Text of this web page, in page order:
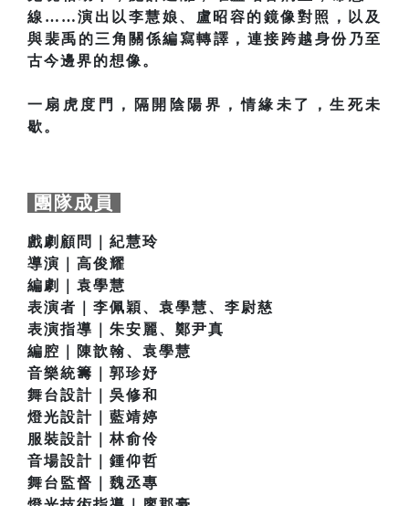
線……演出以李慧娘、盧昭容的鏡像對照，以及
與裴禹的三角關係編寫轉譯，連接跨越身份乃至
古今邊界的想像。
一扇虎度門，隔開陰陽界，情緣未了，生死未
歇。
團隊成員
戲劇顧問｜紀慧玲
導演｜高俊耀
編劇｜袁學慧
表演者｜李佩穎、袁學慧、李尉慈
表演指導｜朱安麗、鄭尹真
編腔｜陳歆翰、袁學慧
音樂統籌｜郭珍妤
舞台設計｜吳修和
燈光設計｜藍靖婷
服裝設計｜林俞伶
音場設計｜鍾仰哲
舞台監督｜魏丞專